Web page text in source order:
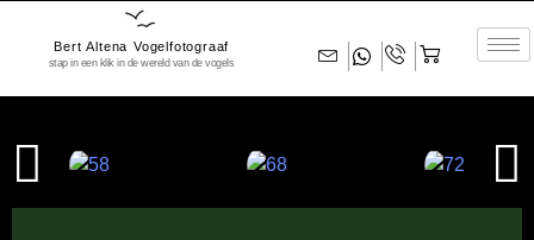
Bert Altena Vogelfotograaf
stap in een klik in de wereld van de vogels